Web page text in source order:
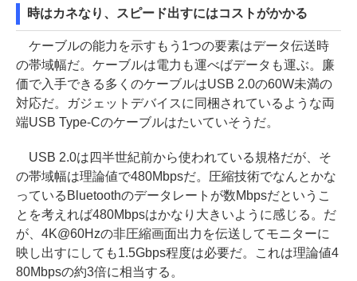
時はカネなり、スピード出すにはコストがかかる
ケーブルの能力を示すもう1つの要素はデータ伝送時
の帯域幅だ。ケーブルは電力も運べばデータも運ぶ。廉
価で入手できる多くのケーブルはUSB 2.0の60W未満の
対応だ。ガジェットデバイスに同梱されているような両
端USB Type-Cのケーブルはたいていそうだ。
USB 2.0は四半世紀前から使われている規格だが、そ
の帯域幅は理論値で480Mbpsだ。圧縮技術でなんとかな
っているBluetoothのデータレートが数Mbpsだというこ
とを考えれば480Mbpsはかなり大きいように感じる。だ
が、4K@60Hzの非圧縮画面出力を伝送してモニターに
映し出すにしても1.5Gbps程度は必要だ。これは理論値4
80Mbpsの約3倍に相当する。